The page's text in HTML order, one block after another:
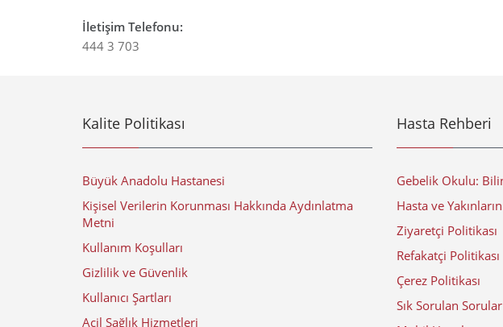
İletişim Telefonu:
444 3 703
Kalite Politikası
Büyük Anadolu Hastanesi
Kişisel Verilerin Korunması Hakkında Aydınlatma
Metni
Kullanım Koşulları
Gizlilik ve Güvenlik
Kullanıcı Şartları
Acil Sağlık Hizmetleri
Hasta Rehberi
Gebelik Okulu:
Hasta ve
Ziyaretçi Politikası
Refakatçi Politikası
Çerez Politikası
Sık Sorulan Sorular